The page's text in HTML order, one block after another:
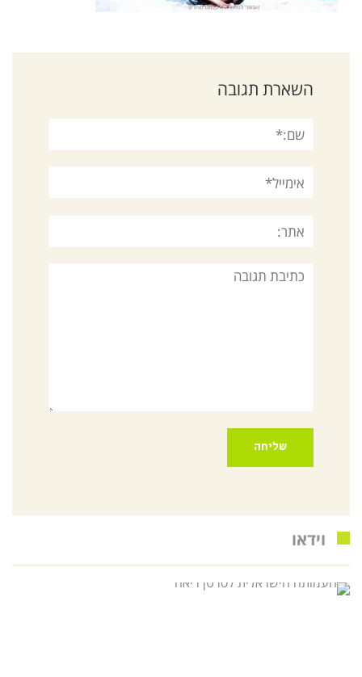
השארת תגובה
שם:*
אימייל*
אתר:
תגובה
וידאו